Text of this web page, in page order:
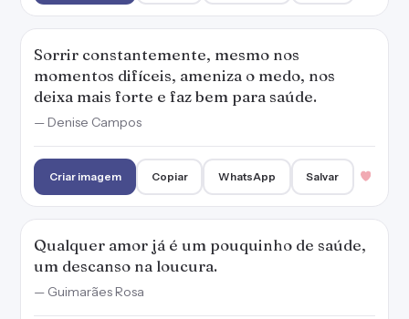
Criar imagem Copiar WhatsApp Salvar